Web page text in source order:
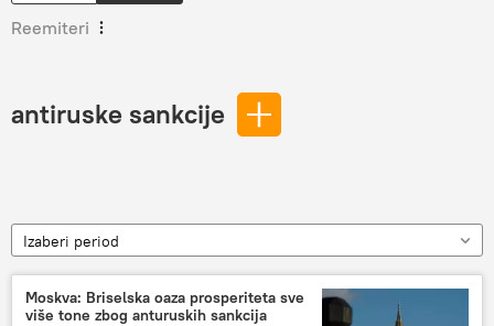
Reemiteri
antiruske sankcije
Izaberi period
Moskva: Briselska oaza prosperiteta sve
više tone zbog anturuskih sankcija